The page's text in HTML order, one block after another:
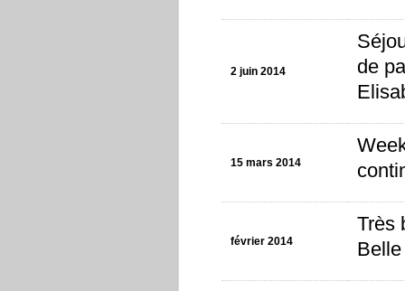
2 juin 2014
de
15 mars 2014
février 2014
Très